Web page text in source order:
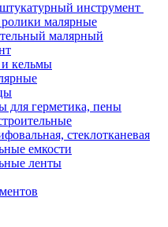
инструмент
малярные
малярный
кельмы
для герметика, пены
стеклотканевая
емкости
ленты